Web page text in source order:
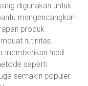
digunakan untuk
mengencangkan
produk
rutinitas
memberikan hasil
seperti
semakin populer